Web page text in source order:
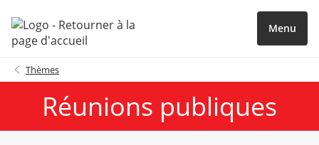
Menu
Thèmes
Réunions publiques